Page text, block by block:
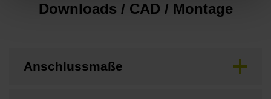
Downloads / CAD / Montage
Anschlussmaße